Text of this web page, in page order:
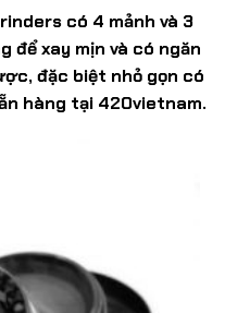
có 4 mảnh và 3
để xay mịn và có ngăn
đặc biệt nhỏ gọn có
hàng tại420vietnam.